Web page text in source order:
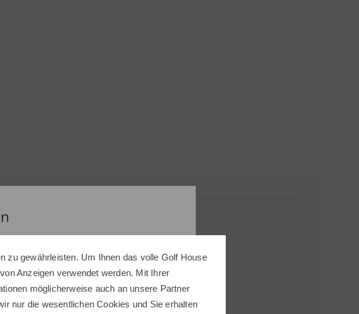
zu befinden.
wechseln?
zu gewährleisten. Um Ihnen das volle Golf House
Anzeigen verwendet werden. Mit Ihrer
möglicherweise auch an unsere Partner
nur die wesentlichen Cookies und Sie erhalten